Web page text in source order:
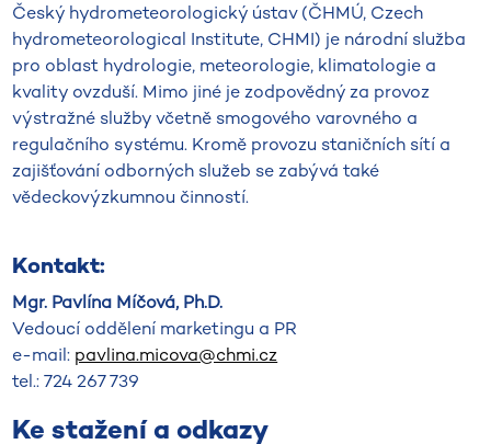
Český hydrometeorologický ústav (ČHMÚ, Czech
hydrometeorological Institute, CHMI) je národní služba
pro oblast hydrologie, meteorologie, klimatologie a
kvality ovzduší. Mimo jiné je zodpovědný za provoz
výstražné služby včetně smogového varovného a
regulačního systému. Kromě provozu staničních sítí a
zajišťování odborných služeb se zabývá také
vědeckovýzkumnou činností.
Kontakt:
Mgr. Pavlína Míčová, Ph.D.
Vedoucí oddělení marketingu a PR
e-mail: pavlina.micova@chmi.cz
tel.: 724 267 739
Ke stažení a odkazy